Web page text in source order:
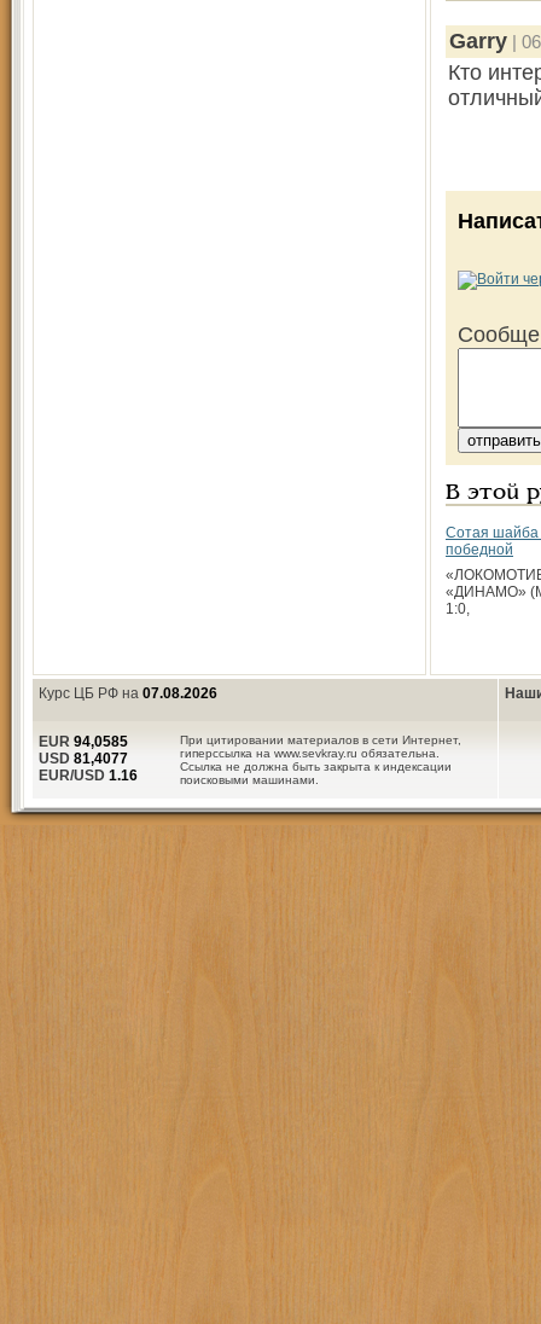
Garry |
Кто
В этой
Сотая шайба
победной
«ДИНАМО»
1:0,
Курс ЦБ РФ на 07.08.2026
При цитировании материалов в сети Интернет,
гиперссылка на www.sevkray.ru обязательна.
Ссылка не должна быть закрыта к индексации
поисковыми машинами.
EUR 94,0585
USD 81,4077
EUR/USD 1.16